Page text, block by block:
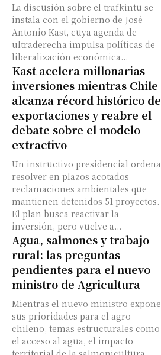
La discusión sobre el trafkintu se
instala con el gobierno de José
Antonio Kast, cuya agenda de
ultraderecha impulsa políticas de
liberalización económica...
Kast acelera millonarias
inversiones mientras Chile
alcanza récord histórico de
exportaciones y reabre el
debate sobre el modelo
extractivo
Un instructivo presidencial ordena
resolver en plazos acotados
reclamaciones ambientales que
mantienen detenidos 51 proyectos.
El plan busca reactivar la
inversión, pero vuelve a...
Agua, salmones y trabajo
rural: las preguntas
pendientes para el nuevo
ministro de Agricultura
Mientras el nuevo ministro expone
sus prioridades para el agro
chileno, temas estructurales como
el acceso al agua, el impacto